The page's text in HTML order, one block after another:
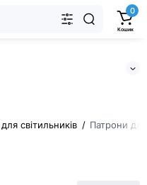
0
Кошик
світильників Патрони